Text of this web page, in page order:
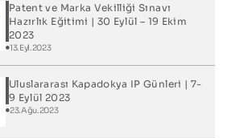
Patent ve Marka Vekilliği Sınavı
Hazırlık Eğitimi | 30 Eylül – 19 Ekim
2023
13.Eyl.2023
Uluslararası Kapadokya IP Günleri​ | 7-
9 Eylül 2023
23.Ağu.2023